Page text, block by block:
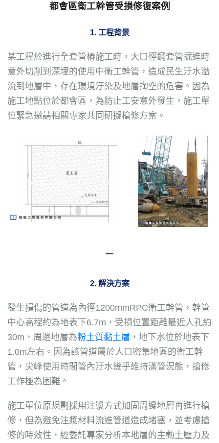
都會區衛工幹管受損修復案例
1. 工程背景
某工程於進行全套管樁施工時，大口徑鋼套管掘進時
意外切削到深埋的使用中衛工幹管，造成民生汙水溢
流到地層中，存在環境汙染及地層掏空的危害。因為
施工地點位於都會區，為防止工安意外發生，施工單
位緊急邀請相關專家共同研擬搶修方案。
―
2. 解決方案
發生損傷的管道為內徑1200mmRPC衛工幹管，幹管
中心高程約為地表下6.7m，受損位置距離最近人孔約
30m，周邊地層為粉土質黏土層 ，地下水位於地表下
1.0m左右。因為該管道屬於人口密集地區的衛工幹
管，尖峰使用時間管內汙水幾乎維持滿管況態，搶修
工作極為困難。
施工單位原規劃採用注漿方式加固周邊地層再進行搶
修，但為避免注漿材料流進管道造成堵塞，並考慮搶
修的時效性，經委託專家分析本地層的主動土壓力及